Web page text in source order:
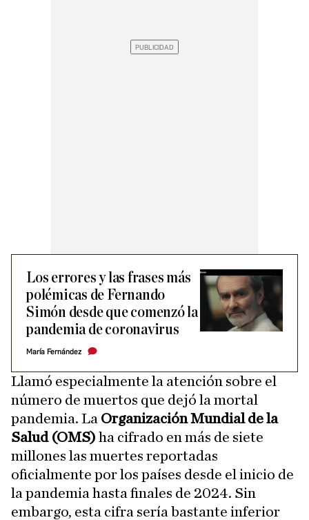
Los errores y las frases más
polémicas de Fernando
Simón desde que comenzó la
pandemia de coronavirus
María Fernández
Llamó especialmente la atención sobre el
número de muertos que dejó la mortal
pandemia. La Organización Mundial de la
Salud (OMS) ha cifrado en más de siete
millones las muertes reportadas
oficialmente por los países desde el inicio de
la pandemia hasta finales de 2024. Sin
embargo, esta cifra sería bastante inferior